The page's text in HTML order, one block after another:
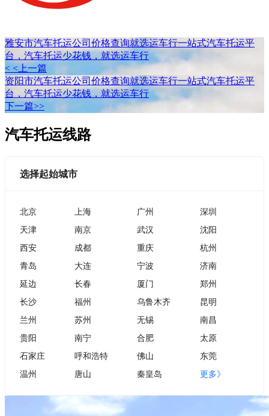
雅安市汽车托运公司价格查询就选运车行一站式汽车托运平
台，汽车托运少花钱，就选运车行
< <上一篇
资阳市汽车托运公司价格查询就选运车行一站式汽车托运平
台，汽车托运少花钱，就选运车行
下一篇>>
汽车托运线路
选择起始城市
北京 上海 广州
深圳
天津
南京 武汉
沈阳
西安
成都 重庆
杭州
青岛
大连 宁波
济南
延边
长春 厦门
郑州
长沙
福州 乌鲁木齐
昆明
兰州
苏州 无锡
南昌
贵阳
南宁 合肥
太原
石家庄
呼和浩特 佛山
东莞
温州
唐山 秦皇岛 更多》